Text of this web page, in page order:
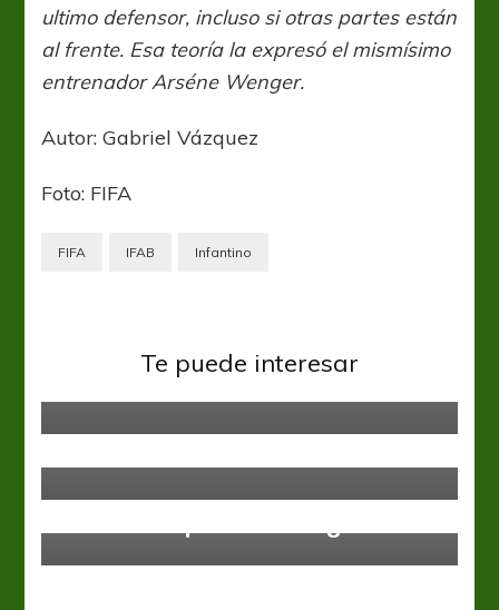
ultimo defensor, incluso si otras partes están
al frente. Esa teoría la expresó el mismísimo
entrenador Arséne Wenger.
Autor: Gabriel Vázquez
Foto: FIFA
FIFA IFAB Infantino
Te puede interesar
tres en Ecuador y habrá Lio en
Liga Profesional
Los Clubes de Primera División